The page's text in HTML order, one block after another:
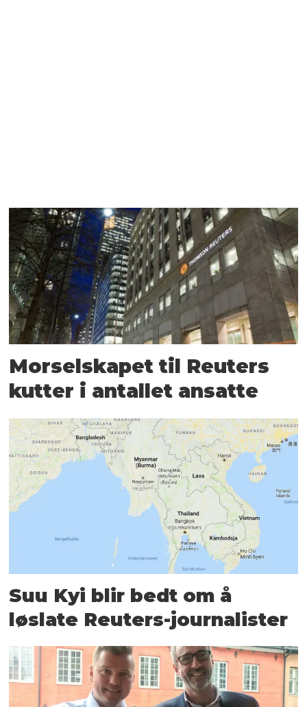
Mor­selskapet til Reuters
kutter i antallet ansatte
Suu Kyi blir bedt om å
løslate Reuters-journalister